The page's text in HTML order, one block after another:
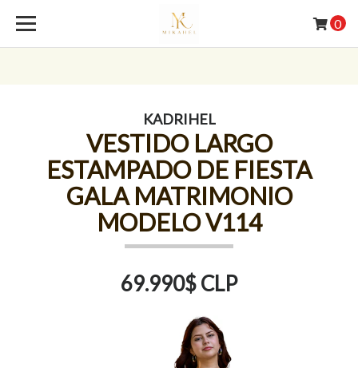
0
KADRIHEL
VESTIDO LARGO
ESTAMPADO DE FIESTA
GALA MATRIMONIO
MODELO V114
69.990$ CLP